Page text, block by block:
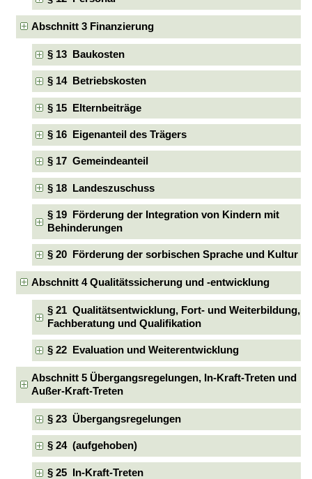
Abschnitt 3 Finanzierung
§ 13 Baukosten
§ 14 Betriebskosten
§ 15 Elternbeiträge
§ 16 Eigenanteil des Trägers
§ 17 Gemeindeanteil
§ 18 Landeszuschuss
§ 19 Förderung der Integration von Kindern mit
Behinderungen
§ 20 Förderung der sorbischen Sprache und Kultur
Abschnitt 4 Qualitätssicherung und -entwicklung
§ 21 Qualitätsentwicklung, Fort- und Weiterbildung,
Fachberatung und Qualifikation
§ 22 Evaluation und Weiterentwicklung
Abschnitt 5 Übergangsregelungen, In-Kraft-Treten und
Außer-Kraft-Treten
§ 23 Übergangsregelungen
§ 24 (aufgehoben)
§ 25 In-Kraft-Treten